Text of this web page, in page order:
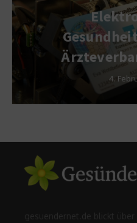
4.
gesuendernet.de blickt